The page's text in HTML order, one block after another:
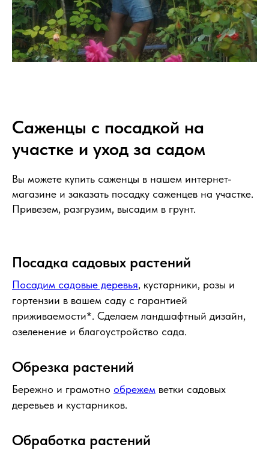
Саженцы с посадкой на
участке и уход за садом
Вы можете купить саженцы в нашем интернет-
магазине и заказать посадку саженцев на участке.
Привезем, разгрузим, высадим в грунт.
Посадка садовых растений
Посадим садовые деревья, кустарники, розы и
гортензии в вашем саду с гарантией
приживаемости*. Сделаем ландшафтный дизайн,
озеленение и благоустройство сада.
Обрезка растений
Бережно и грамотно обрежем ветки садовых
деревьев и кустарников.
Обработка растений